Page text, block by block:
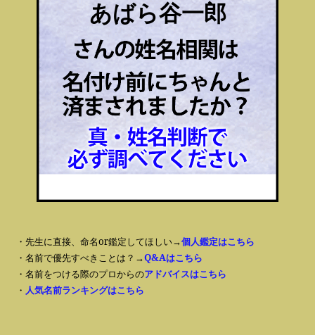
あばら谷一郎
・先生に直接、命名or鑑定してほしい→個人鑑定はこちら
・名前で優先すべきことは？→Q&Aはこちら
・名前をつける際のプロからのアドバイスはこちら
・ 人気名前ランキングはこちら